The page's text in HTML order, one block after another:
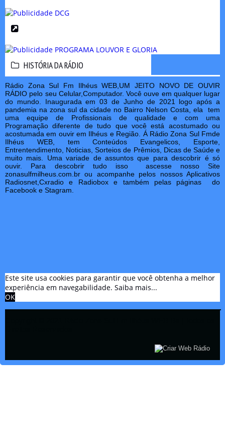
HISTÓRIA DA RÁDIO
Rádio Zona Sul Fm Ilhéus WEB,UM JEITO NOVO DE OUVIR
RÁDIO pelo seu Celular,Computador. Você ouve em qualquer lugar
do mundo. Inaugurada em 03 de Junho de 2021 logo após a
pandemia na zona sul da cidade no Bairro Nelson Costa, ela tem
uma equipe de Profissionais de qualidade e com uma
Programação diferente de tudo que você está acostumado ou
acostumada em ouvir em Ilhéus e Região. Á Rádio Zona Sul Fmde
Ilhéus WEB, tem Conteúdos Evangelicos, Esporte,
Entrentendimento, Noticias, Sorteios de Prêmios, Dicas de Saúde e
muito mais. Uma variade de assuntos que para descobrir é só
ouvir. Para descobrir tudo isso ascesse nosso Site
zonasulfmilheus.com.br ou acompanhe pelos nossos Aplicativos
Radiosnet,Cxradio e Radiobox e também pelas páginas do
Facebook e Stagram.
Este site usa cookies para garantir que você obtenha a melhor
experiência em navegabilidade. Saiba mais...
OK